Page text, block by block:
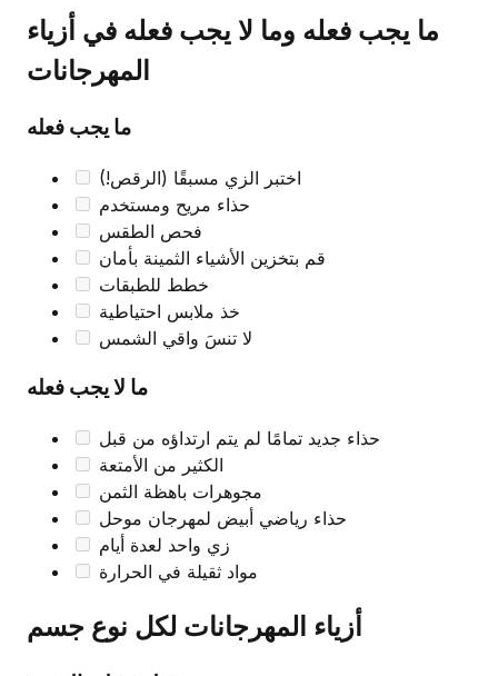
ما يجب فعله وما لا يجب فعله في أزياء
المهرجانات
ما يجب فعله
اختبر الزي مسبقًا (الرقص!)
حذاء مريح ومستخدم
فحص الطقس
قم بتخزين الأشياء الثمينة بأمان
خطط للطبقات
خذ ملابس احتياطية
لا تنسَ واقي الشمس
ما لا يجب فعله
حذاء جديد تمامًا لم يتم ارتداؤه من قبل
الكثير من الأمتعة
مجوهرات باهظة الثمن
حذاء رياضي أبيض لمهرجان موحل
زي واحد لعدة أيام
مواد ثقيلة في الحرارة
أزياء المهرجانات لكل نوع جسم